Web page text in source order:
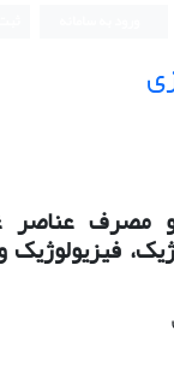
مصرف عناصر